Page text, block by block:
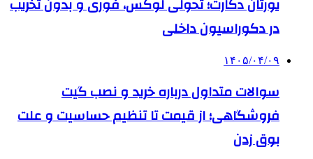
یورتان دکارت؛ تحولی لوکس، فوری و بدون تخریب
در دکوراسیون داخلی
۱۴۰۵/۰۴/۰۹
سوالات متداول درباره خرید و نصب گیت
فروشگاهی؛ از قیمت تا تنظیم حساسیت و علت
بوق زدن